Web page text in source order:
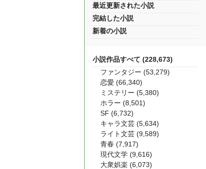
最近更新された小説
完結した小説
新着の小説
小説作品すべて (228,673)
ファンタジー (53,279)
恋愛 (66,340)
ミステリー (5,380)
ホラー (8,501)
SF (6,732)
キャラ文芸 (5,634)
ライト文芸 (9,589)
青春 (7,917)
現代文学 (9,616)
大衆娯楽 (6,073)